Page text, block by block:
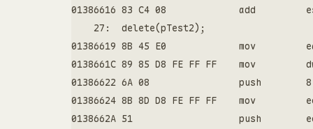
01386616 83 C4 08             add
    27:  delete(pTest2);
01386619 8B 45 E0             mov
0138661C 89 85 D8 FE FF FF    mov
01386622 6A 08                push
01386624 8B 8D D8 FE FF FF    mov
0138662A 51                   push